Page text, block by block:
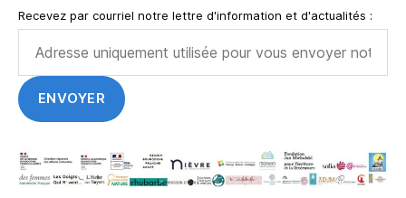
Recevez par courriel notre lettre d'information et d'actualités :